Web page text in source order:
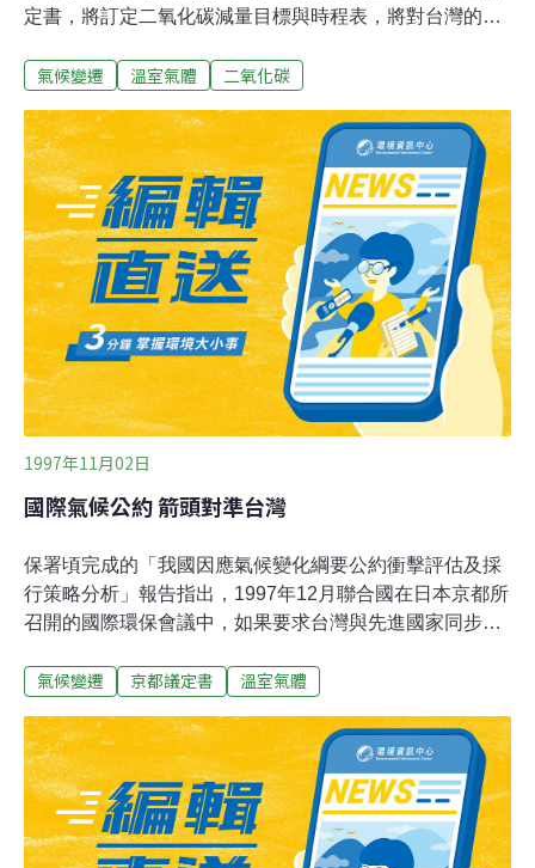
定書，將訂定二氧化碳減量目標與時程表，將對台灣的產
果依目前的國際減量趨勢，台灣的GDP（國民生產毛額）
公聽會，學者說，台灣近年來一直沒有努力於二氧化碳的
減少。台大大氣系教授徐光蓉指出，1990年時我國的二氧
化碳排放量每人年當量只5.54噸，只有先進國家的40％左
右，但是到了1994年我國二氧化碳排放量已經追上法國在
1990年的水準。 與我國情況相同的南韓及墨西哥已經被要
求列為先進國家的標準，立委蘇煥智認為，我國被列入先
進國家的可能性非常的高，對我國產業的衝擊將會比預期
的更嚴重。
氣候變遷 溫室氣體 二氧化碳
1997年11月02日
國際氣候公約 箭頭對準台灣
保署頃完成的「我國因應氣候變化綱要公約衝擊評估及採
行策略分析」報告指出，1997年12月聯合國在日本京都所
召開的國際環保會議中，如果要求台灣與先進國家同步減
擊。根據該報告，由於工業國家大量使用化石燃料，全球
日本京都召開締約國大會，預期會中將簽署「溫室氣體減
量議定書」，規範溫室氣體排放目標。環保署空氣品質暨
噪音管制處處長陳雄文表示，氣候變化綱要公約有169個
國家簽署，其中歐盟、美國、日本等37國家列入附件一國
家。附件一國家必須承諾在公元2000年前將二氧化碳等溫
氣候變遷 京都議定書 溫室氣體